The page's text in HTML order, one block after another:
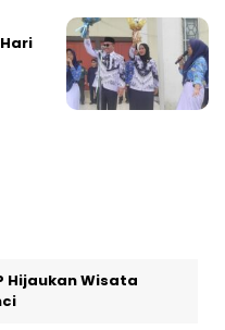
Hijaukan Wisata